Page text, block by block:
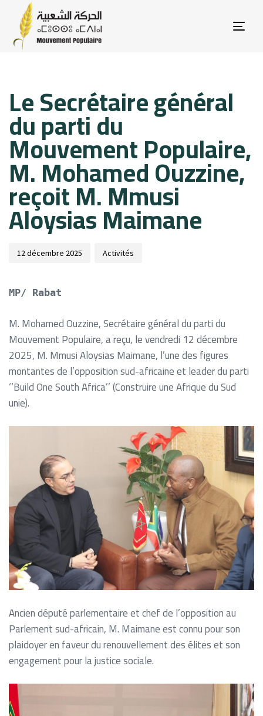
Le Secrétaire général
du parti du
Mouvement Populaire,
M. Mohamed Ouzzine,
reçoit M. Mmusi
Aloysias Maimane
on:
12 décembre 2025 Activités
MP/ Rabat
M. Mohamed Ouzzine, Secrétaire général du parti du
Mouvement Populaire, a reçu, le vendredi 12 décembre
2025, M. Mmusi Aloysias Maimane, l’une des figures
montantes de l’opposition sud-africaine et leader du parti
‘‘Build One South Africa’’ (Construire une Afrique du Sud
unie).
Ancien député parlementaire et chef de l’opposition au
Parlement sud-africain, M. Maimane est connu pour son
plaidoyer en faveur du renouvellement des élites et son
engagement pour la justice sociale.